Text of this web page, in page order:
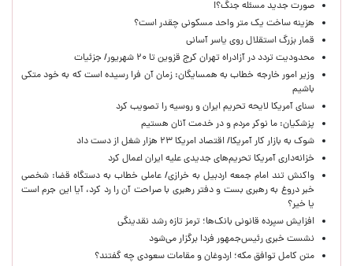
صورت جدید مسئله جنگ؟!
هزینه ساخت یک متر واحد مسکونی چقدر است؟
قمار بزرگ استقلال روی یاسر آسانی
محدودیت تردد در آزادراه تهران کرج قزوین تا ۲۰ شهریور/ جزئیات
وزیر امور خارجه خطاب به همسایگان: زمان آن فرا رسیده است که به خود متکی
باشیم
سنای آمریکا لایحه تحریم ایران و روسیه را تصویب کرد
پزشکیان: ما نوکر مردم و در خدمت آنان هستیم
شوک به بازار کار آمریکا/ اقتصاد امریکا ۲۳ هزار شغل از دست داد
خزانه‌داری آمریکا تحریم‌های جدیدی علیه ایران اعمال کرد
واکنش تند امام جمعه اردبیل به خرازی/ عاملی خطاب به دستگاه قضا: شخصی
خبر دروغ به رهبری بست و دفتر رهبری با صراحت آن را رد کرد، آیا این جرم است
یا خیر؟
افزایش سپرده قانونی بانک‌ها؛ ترمز تازه رشد نقدینگی
نشست خبری رئیس‌جمهور فردا برگزار می‌شود
متن کامل توافق مکه؛ اردوغان و مقامات سعودی چه گفتند؟